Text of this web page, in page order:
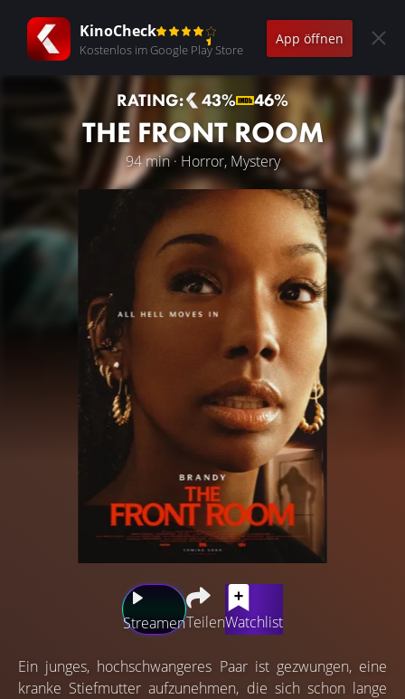
KinoCheck
Kostenlos im Google Play Store
App öffnen
RATING: 43% 46%
THE FRONT ROOM
94 min · Horror, Mystery
StreamenTeilenWatchlist
Ein junges, hochschwangeres Paar ist gezwungen, eine
kranke Stiefmutter aufzunehmen, die sich schon lange